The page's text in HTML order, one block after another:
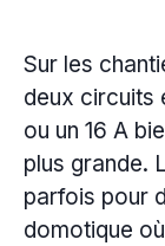
Sur les
deux circuits
ou un 16 A
plus grande.
parfois pour
domotique